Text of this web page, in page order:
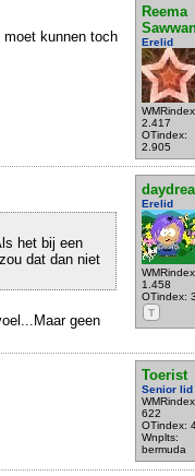
Reema
Erelid
2.417
OTindex:
2.905
kunnen toch
Erelid
1.458
OTindex:
T
het bij een
dat dan niet
geen
Toerist
Senior lid
622
OTindex:
Wnplts:
bermuda